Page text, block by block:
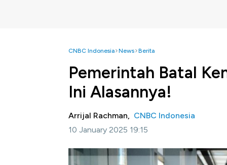
CNBC Indonesia News Berita
Pemerintah Batal
Ini Alasannya!
Arrijal Rachman, CNBC Indonesia
10 January 2025 19:15